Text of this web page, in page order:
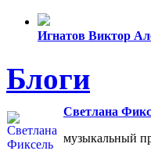
Игнатов Виктор
Блоги
Светлана
музыкальный